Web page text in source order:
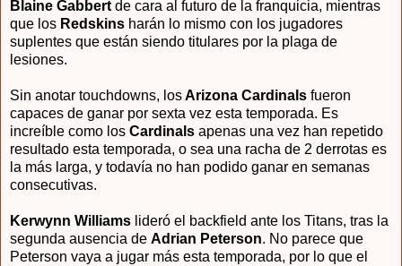
Blaine Gabbert de cara al futuro de la franquicia, mientras
que los Redskins harán lo mismo con los jugadores
suplentes que están siendo titulares por la plaga de
lesiones.
Sin anotar touchdowns, losArizona Cardinals fueron
capaces de ganar por sexta vez esta temporada. Es
increíble como los Cardinals apenas una vez han repetido
resultado esta temporada, o sea una racha de 2 derrotas es
la más larga, y todavía no han podido ganar en semanas
consecutivas.
Kerwynn Williams lideró el backfield ante los Titans, tras la
segunda ausencia de Adrian Peterson. No parece que
Peterson vaya a jugar más esta temporada, por lo que el